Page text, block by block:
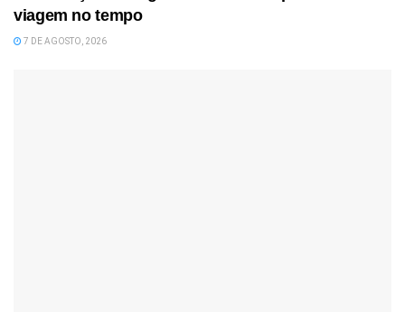
viagem no tempo
7 DE AGOSTO, 2026